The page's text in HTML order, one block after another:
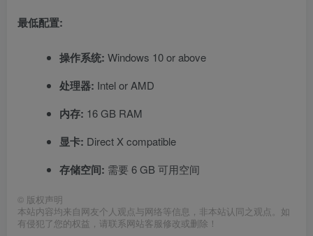
最低配置:
操作系统: Windows 10 or above
处理器: Intel or AMD
内存: 16 GB RAM
显卡: Direct X compatible
存储空间: 需要 6 GB 可用空间
© 版权声明
本站内容均来自网友个人观点与网络等信息，非本站认同之观点。如
有侵犯了您的权益，请联系网站客服修改或删除！